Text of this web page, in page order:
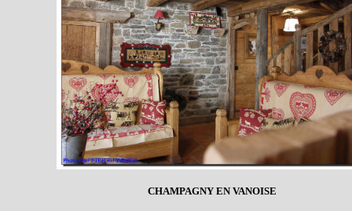
CHAMPAGNY EN VANOISE